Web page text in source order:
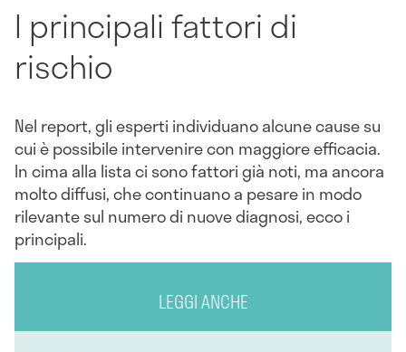
I principali fattori di
rischio
Nel report, gli esperti individuano alcune cause su
cui è possibile intervenire con maggiore efficacia.
In cima alla lista ci sono fattori già noti, ma ancora
molto diffusi, che continuano a pesare in modo
rilevante sul numero di nuove diagnosi, ecco i
principali.
LEGGI ANCHE